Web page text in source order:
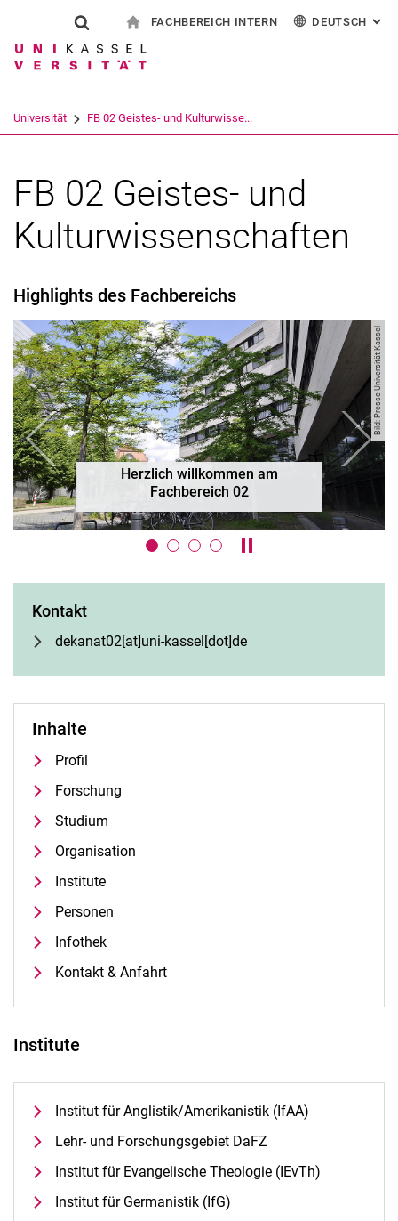
Springe direkt zu: Inhalt
Springe direkt zu: Suche
Springe direkt zu:
Suchformular
Suchbegriff
FACHBEREICH INTERN DEUTSCH :
Universität FB 02 Geistes- und Kulturwisse...
FB 02 Geistes- und
Kulturwissenschaften
Highlights des Fachbereichs
Karussell anhalten /
Bild: Presse Universität Kassel
Herzlich willkommen am
Fachbereich 02
zurück weiter
Kontakt
dekanat02[at]uni-kassel[dot]de
Inhalte
Profil
Forschung
Studium
Organisation
Institute
Personen
Infothek
Kontakt & Anfahrt
Institute
Institut für Anglistik/Amerikanistik (IfAA)
Lehr- und Forschungsgebiet DaFZ
Institut für Evangelische Theologie (IEvTh)
Institut für Germanistik (IfG)